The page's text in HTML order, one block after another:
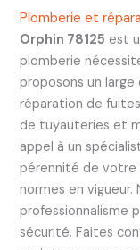
Plomberie et
Orphin 78125 est
plomberie
proposons un
réparation de
de tuyauteries et
appel à un
pérennité de votre
normes en
professionnalisme
sécurité. Faites